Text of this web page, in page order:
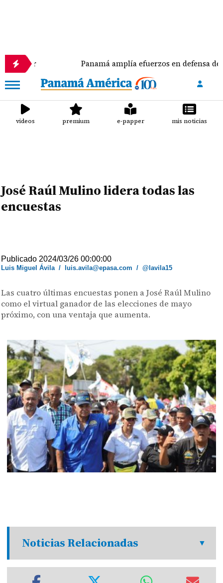
Panamá amplía efuerzos en defensa de las
videos premium e-papper mis noticias
José Raúl Mulino lidera todas las
encuestas
Publicado 2024/03/26 00:00:00
Luis Miguel Ávila/ luis.avila@epasa.com /@lavila15
Las cuatro últimas encuestas ponen a José Raúl Mulino
como el virtual ganador de las elecciones de mayo
próximo, con una ventaja que aumenta.
Noticias Relacionadas